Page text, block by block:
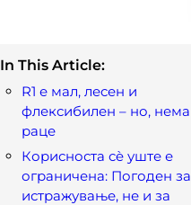
In This Article:
R1 е мал, лесен и
флексибилен – но, нема
раце
Корисноста сè уште е
ограничена: Погоден за
истражување, не и за